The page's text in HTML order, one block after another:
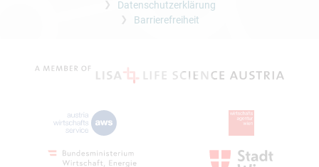
Datenschutzerklärung
Barrierefreiheit